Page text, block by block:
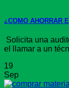
¿COMO AHORRAR
Solicita una
el llamar a un
19
Sep